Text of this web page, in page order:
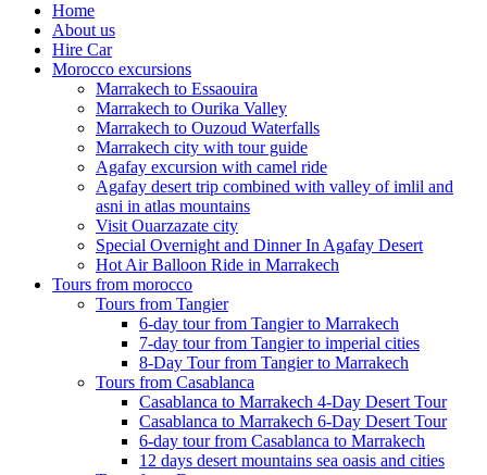
Home
About us
Hire Car
Morocco excursions
Marrakech to Essaouira
Marrakech to Ourika Valley
Marrakech to Ouzoud Waterfalls
Marrakech city with tour guide
Agafay excursion with camel ride
Agafay desert trip combined with valley of imlil and
asni in atlas mountains
Visit Ouarzazate city
Special Overnight and Dinner In Agafay Desert
Hot Air Balloon Ride in Marrakech
Tours from morocco
Tours from Tangier
6-day tour from Tangier to Marrakech
7-day tour from Tangier to imperial cities
8-Day Tour from Tangier to Marrakech
Tours from Casablanca
Casablanca to Marrakech 4-Day Desert Tour
Casablanca to Marrakech 6-Day Desert Tour
6-day tour from Casablanca to Marrakech
12 days desert mountains sea oasis and cities